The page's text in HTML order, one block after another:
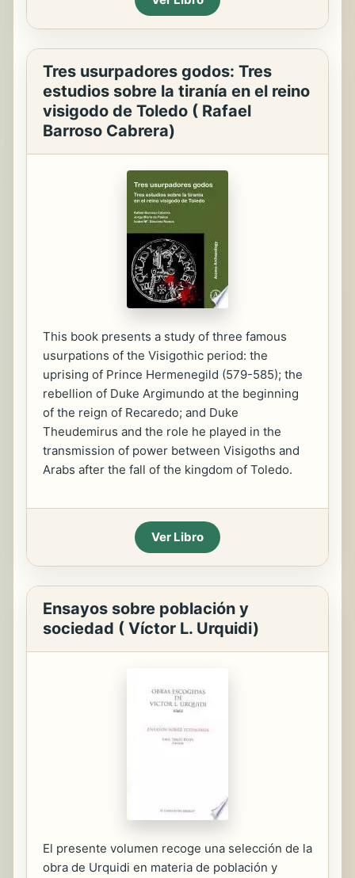
Tres usurpadores godos: Tres
estudios sobre la tiranía en el reino
visigodo de Toledo ( Rafael
Barroso Cabrera)
This book presents a study of three famous
usurpations of the Visigothic period: the
uprising of Prince Hermenegild (579-585); the
rebellion of Duke Argimundo at the beginning
of the reign of Recaredo; and Duke
Theudemirus and the role he played in the
transmission of power between Visigoths and
Arabs after the fall of the kingdom of Toledo.
Ver Libro
Ensayos sobre población y
sociedad ( Víctor L. Urquidi)
El presente volumen recoge una selección de la
obra de Urquidi en materia de población y